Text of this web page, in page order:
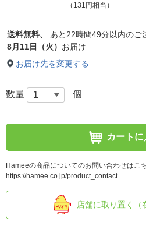
（131円相当）
送料無料、 あと 22時間49分以内のご
8月11日（火） お届け
お届け先を変更する
数量 個
カートに
Hameeの商品についてのお問い合わせはこ
https://hamee.co.jp/product_contact
店舗に取り置く（